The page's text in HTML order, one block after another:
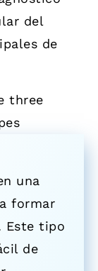
del
de
una
formar
Este tipo
de